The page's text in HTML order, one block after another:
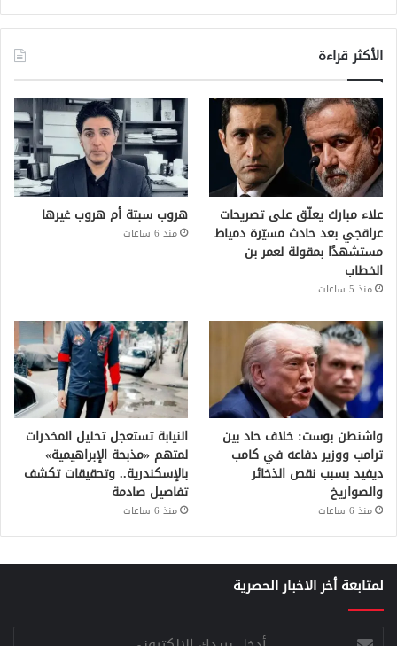
الأكثر قراءة
علاء مبارك يعلّق على تصريحات
عراقجي بعد حادث مسيّرة دمياط
مستشهدًا بمقولة لعمر بن
الخطاب
منذ 5 ساعات
هروب سبتة أم هروب غيرها
منذ 6 ساعات
واشنطن بوست: خلاف حاد بين
ترامب ووزير دفاعه في كامب
ديفيد بسبب نقص الذخائر
والصواريخ
منذ 6 ساعات
النيابة تستعجل تحليل المخدرات
لمتهم «مذبحة الإبراهيمية»
بالإسكندرية.. وتحقيقات تكشف
تفاصيل صادمة
منذ 6 ساعات
لمتابعة أخر الاخبار الحصرية
أدخل